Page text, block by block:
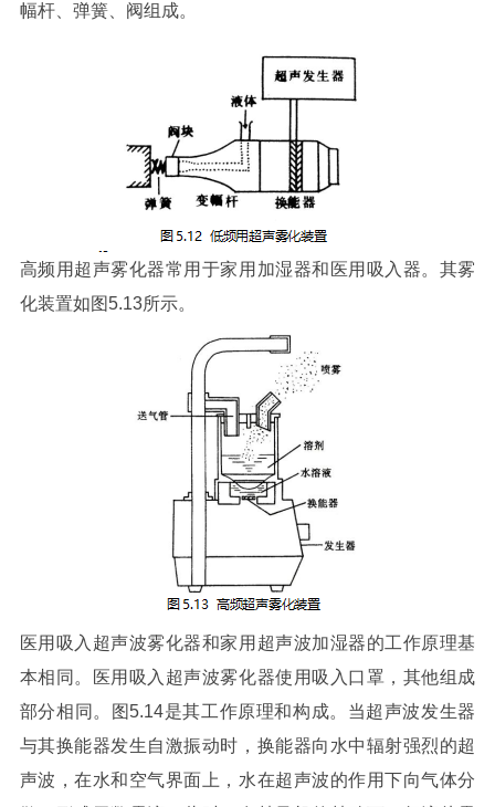
幅杆、弹簧、阀组成。
高频用超声雾化器常用于家用加湿器和医用吸入器。其雾
化装置如图5.13所示。
医用吸入超声波雾化器和家用超声波加湿器的工作原理基
本相同。医用吸入超声波雾化器使用吸入口罩，其他组成
部分相同。图5.14是其工作原理和构成。当超声波发生器
与其换能器发生自激振动时，换能器向水中辐射强烈的超
声波，在水和空气界面上，水在超声波的作用下向气体分